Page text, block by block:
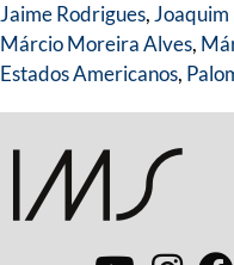
Jaime Rodrigues,
Márcio Moreira Alves,
Estados Americanos,